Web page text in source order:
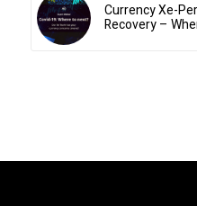
Currency Xe-
Recovery –